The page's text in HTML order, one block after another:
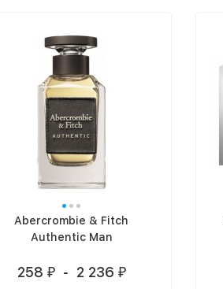
Abercrombie & Fitch
Authentic Man
258 ₽ - 2 236 ₽